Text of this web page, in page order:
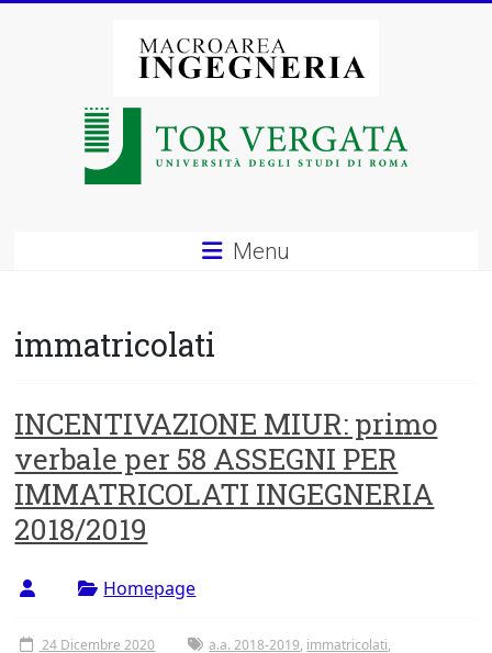
Macroarea
degli
di
Roma
Tor
Vergata
Menu
immatricolati
INCENTIVAZIONE MIUR: primo
verbale per 58 ASSEGNI PER
IMMATRICOLATI INGEGNERIA
2018/2019
Homepage
24 Dicembre 2020 a.a. 2018-2019, immatricolati,